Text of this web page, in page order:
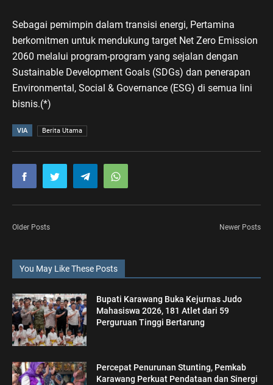
Sebagai pemimpin dalam transisi energi, Pertamina
berkomitmen untuk mendukung target Net Zero Emission
2060 melalui program-program yang sejalan dengan
Sustainable Development Goals (SDGs) dan penerapan
Environmental, Social & Governance (ESG) di semua lini
bisnis.(*)
VIA Berita Utama
Older Posts Newer Posts
You May Like These Posts
Bupati Karawang Buka Kejurnas Judo
Mahasiswa 2026, 181 Atlet dari 59
Perguruan Tinggi Bertarung
Percepat Penurunan Stunting, Pemkab
Karawang Perkuat Pendataan dan Sinergi